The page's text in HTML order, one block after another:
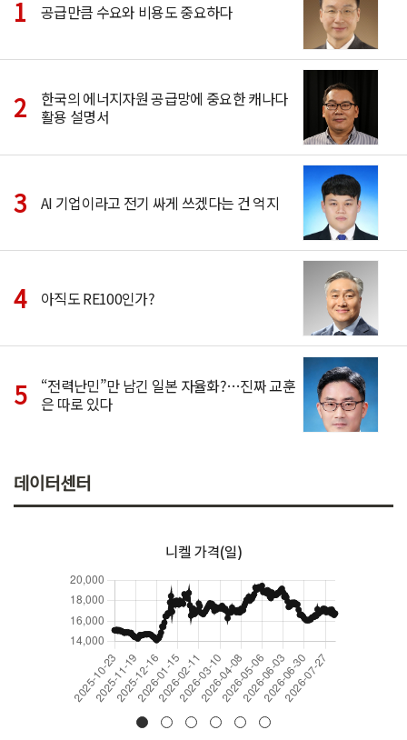
공급만큼 수요와 비용도 중요하다
한국의 에너지자원 공급망에 중요한 캐나다
활용 설명서
AI 기업이라고 전기 싸게 쓰겠다는 건 억지
아직도 RE100인가?
“전력난민”만 남긴 일본 자율화?…진짜 교훈
은 따로 있다
데이터센터
니켈 가격(일)